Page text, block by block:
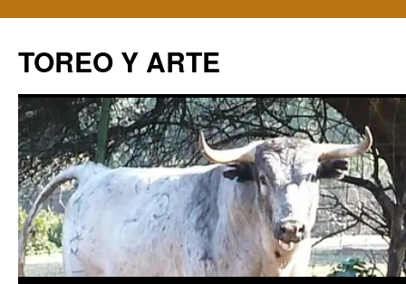
TOREO Y ARTE